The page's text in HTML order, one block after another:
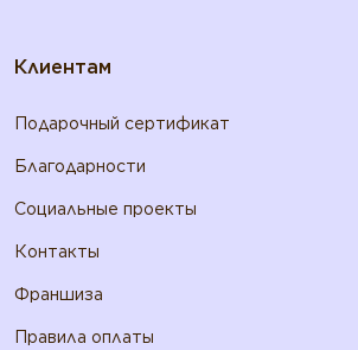
Клиентам
Подарочный сертификат
Благодарности
Социальные проекты
Контакты
Франшиза
Правила оплаты